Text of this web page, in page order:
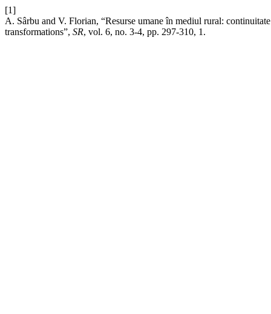
[1]
A. Sârbu and V. Florian, “Resurse umane în mediul rural:
transformations”, SR, vol. 6, no. 3-4, pp. 297-310, 1.